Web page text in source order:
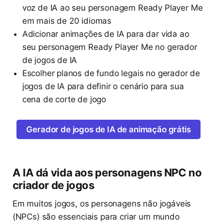
voz de IA ao seu personagem Ready Player Me
em mais de 20 idiomas
Adicionar animações de IA para dar vida ao
seu personagem Ready Player Me no gerador
de jogos de IA
Escolher planos de fundo legais no gerador de
jogos de IA para definir o cenário para sua
cena de corte de jogo
Gerador de jogos de IA de animação grátis
A IA dá vida aos personagens NPC no
criador de jogos
Em muitos jogos, os personagens não jogáveis
(NPCs) são essenciais para criar um mundo